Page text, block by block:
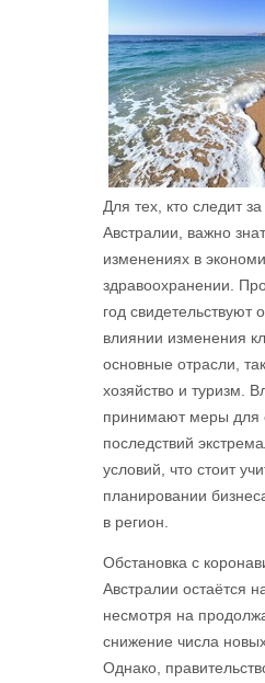
Для тех, кто следит
Австралии, важно
изменениях в
здравоохранении.
год свидетельствуют
влиянии изменения
основные отрасли,
хозяйство и туризм.
принимают меры для
последствий
условий, что стоит
планировании
в регион.
Обстановка с
Австралии остаётся
несмотря на
снижение числа
Однако,